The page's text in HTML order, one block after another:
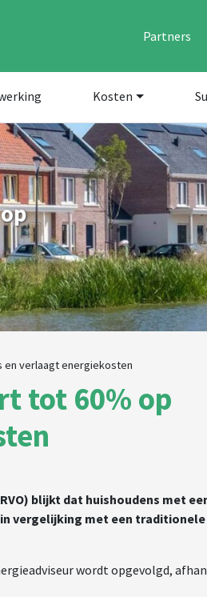
Partners
Kosten
en verlaagt energiekosten
tot 60% op
blijkt dat huishoudens met
vergelijking met een traditionele
wordt opgevolgd,